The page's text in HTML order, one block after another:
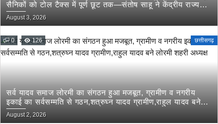
सैनिकों को टोल टैक्स में पूर्ण छूट तक—संतोष साहू ने केंद्रीय राज्य
मंत्री तोखन साहू के समक्ष उठाई सैनिक हितों की प्रमुख मांगें
August 3, 2026
0 126 छत्तीसगढ़
सर्व यादव समाज लोरमी का संगठन हुआ मजबूत, ग्रामीण व नगरीय
इकाई का सर्वसम्मति से गठन,शत्रुघ्न यादव ग्रामीण,राहुल यादव बने
लोरमी शहरी अध्यक्ष
August 2, 2026